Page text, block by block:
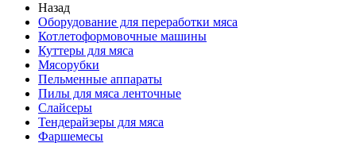
Назад
Оборудование для переработки мяса
Котлетоформовочные машины
Куттеры для мяса
Мясорубки
Пельменные аппараты
Пилы для мяса ленточные
Слайсеры
Тендерайзеры для мяса
Фаршемесы